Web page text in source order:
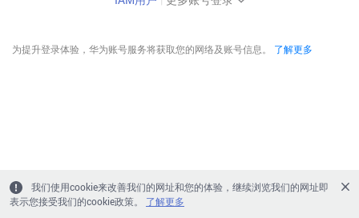
为提升登录体验，华为账号服务将获取您的网络及账号信息。 了解更多
我们使用cookie来改善我们的网址和您的体验，继续浏览我们的网址即
表示您接受我们的cookie政策。
了解更多